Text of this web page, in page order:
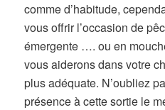
comme d’habitude,
vous offrir l’occasion de
émergente …. ou en
vous aiderons dans votre
plus adéquate. N’oubliez
présence à cette sortie le